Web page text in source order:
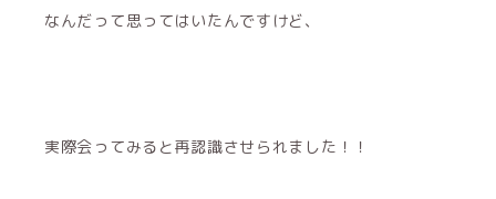
なんだって思ってはいたんですけど、
実際会ってみると再認識させられました！！